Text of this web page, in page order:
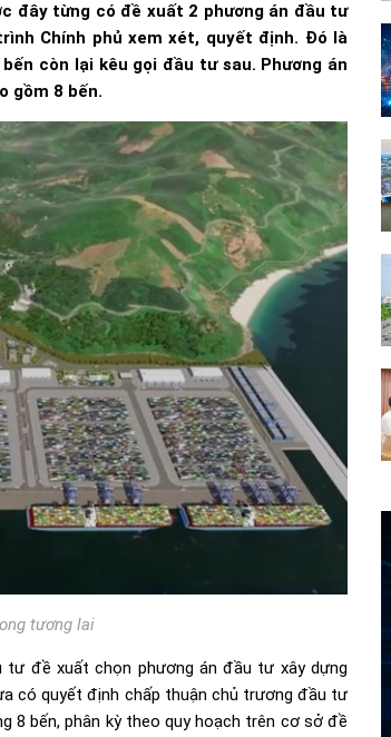
đây từng có đề xuất 2 phương án đầu tư
Chính phủ xem xét, quyết định. Đó là
còn lại kêu gọi đầu tư sau. Phương án
gồm 8 bến.
tương lai
tư đề xuất chọn phương án đầu tư xây dựng
có quyết định chấp thuận chủ trương đầu tư
8 bến, phân kỳ theo quy hoạch trên cơ sở đề